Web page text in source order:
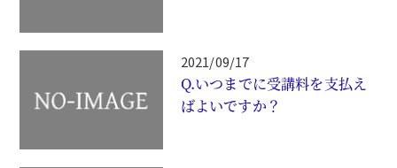
2021/09/17
Q.いつまでに受講料を支払え
ばよいですか？